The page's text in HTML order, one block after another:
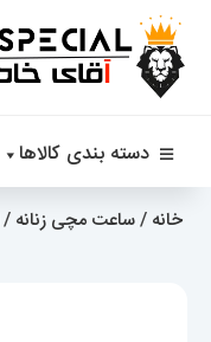
دسته بندی کالاها
خانه /ساعت مچی زنانه /